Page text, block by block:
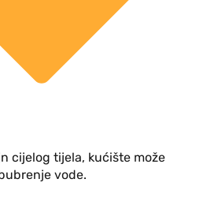
cijelog tijela, kućište može
vode.